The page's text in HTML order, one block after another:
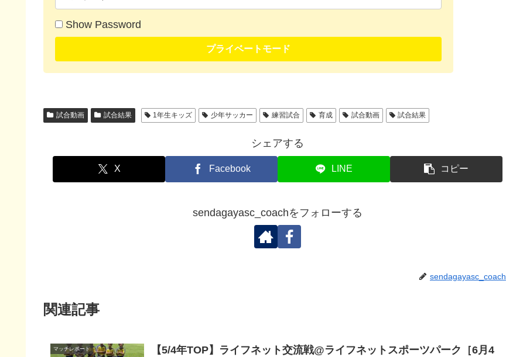
Show Password
プライベートモード
試合動画 試合結果 1年生キッズ 少年サッカー 練習試合 育成 試合動画 試合結果
シェアする
X Facebook LINE コピー
sendagayasc_coachをフォローする
sendagayasc_coach
関連記事
マッチレポート
【5/4年TOP】ライフネット交流戦@ライフネットスポーツパーク［6月4